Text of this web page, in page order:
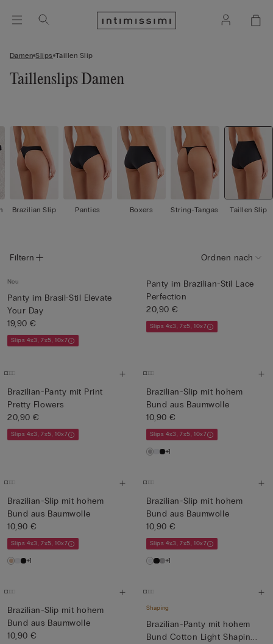
Damen Slips Taillen Slip
Taillenslips Damen
Brazilian Slip Panties Boxers String-Tangas Taillen Slip
Filtern Ordnen nach
Neu
Panty im Brasil-Stil Elevate
Your Day
19,90 €
Slips 4x3, 7x5, 10x7
Panty im Brazilian-Stil Lace
Perfection
20,90 €
Slips 4x3, 7x5, 10x7
Brazilian-Panty mit Print
Pretty Flowers
20,90 €
Slips 4x3, 7x5, 10x7
Brazilian-Slip mit hohem
Bund aus Baumwolle
10,90 €
Slips 4x3, 7x5, 10x7
+1
Brazilian-Slip mit hohem
Bund aus Baumwolle
10,90 €
Slips 4x3, 7x5, 10x7
+1
Brazilian-Slip mit hohem
Bund aus Baumwolle
10,90 €
Slips 4x3, 7x5, 10x7
+1
Brazilian-Slip mit hohem
Bund aus Baumwolle
10,90 €
Shaping
Brazilian-Panty mit hohem
Bund Cotton Light Shapin...